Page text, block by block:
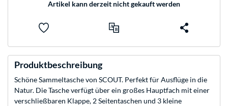
Artikel kann derzeit nicht gekauft werden
Produktbeschreibung
Schöne Sammeltasche von SCOUT. Perfekt für Ausflüge in die
Natur. Die Tasche verfügt über ein großes Hauptfach mit einer
verschließbaren Klappe, 2 Seitentaschen und 3 kleine